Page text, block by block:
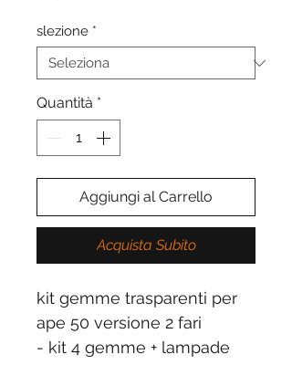
slezione *
Quantità *
Aggiungi al Carrello
Acquista Subito
kit gemme trasparenti per
ape 50 versione 2 fari
- kit 4 gemme + lampade